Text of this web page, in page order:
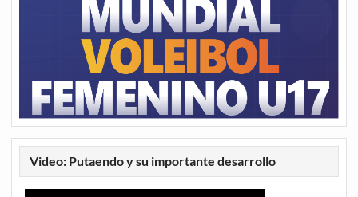
Video: Putaendo y su importante desarrollo